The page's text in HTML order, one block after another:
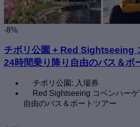
-8%
チボリ公園 + Red Sightseeing
24時間乗り降り自由のバス＆ボ
チボリ公園: 入場券
Red Sightseeing コペンハー
自由のバス＆ボートツアー